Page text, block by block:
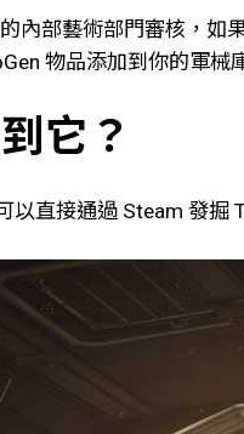
內部藝術部門審核，如
物品添加到你的軍械
它？
以直接通過 Steam 發掘